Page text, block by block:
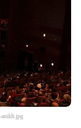
anildi.jpg